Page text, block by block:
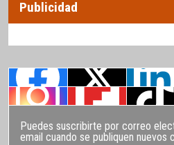
Publicidad
Puedes suscribirte por correo
email cuando se publiquen nuevos